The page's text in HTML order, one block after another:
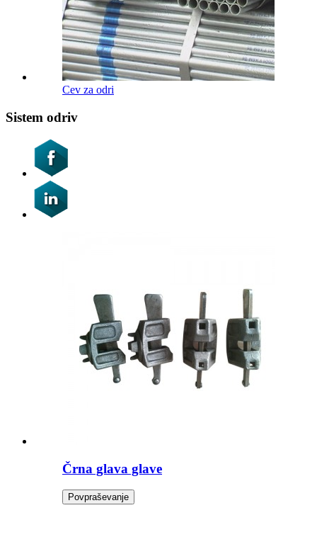
Cev za odri
Sistem odriv
Črna glava glave
Povpraševanje